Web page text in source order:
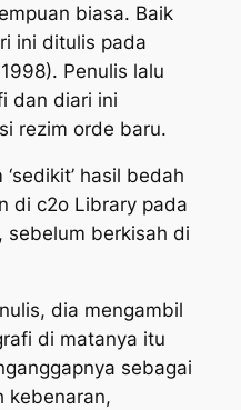
biasa. Baik
ini ditulis pada
Penulis lalu
dan diari ini
rezim orde baru.
hasil bedah
di c2o Library pada
sebelum berkisah di
dia mengambil
di matanya itu
sebagai
kebenaran,